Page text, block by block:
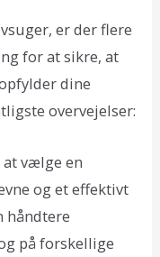
er der flere
for at sikre, at
dine
overvejelser:
vælge en
og et effektivt
håndtere
på forskellige